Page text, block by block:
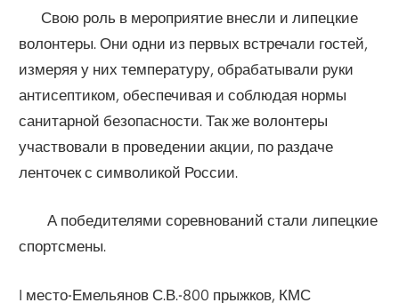
Свою роль в мероприятие внесли и липецкие
волонтеры. Они одни из первых встречали гостей,
измеряя у них температуру, обрабатывали руки
антисептиком, обеспечивая и соблюдая нормы
санитарной безопасности. Так же волонтеры
участвовали в проведении акции, по раздаче
ленточек с символикой России.
А победителями соревнований стали липецкие
спортсмены.
I место-Емельянов С.В.-800 прыжков, КМС